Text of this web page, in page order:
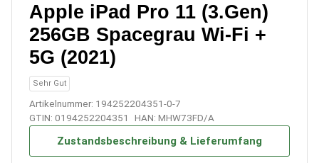
Apple iPad Pro 11 (3.Gen)
256GB Spacegrau Wi-Fi +
5G (2021)
Sehr Gut
Artikelnummer: 194252204351-0-7
GTIN: 0194252204351 HAN: MHW73FD/A
Zustandsbeschreibung & Lieferumfang